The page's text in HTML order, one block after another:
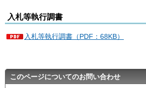
入札等執行調書
入札等執行調書（PDF：68KB）
このページについてのお問い合わせ